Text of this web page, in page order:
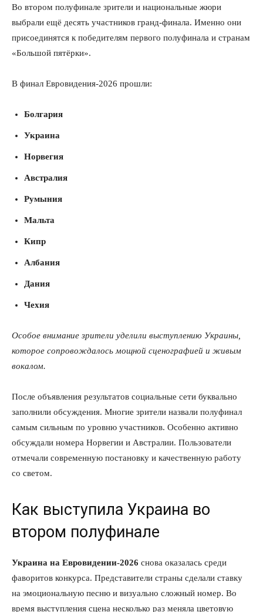
Во втором полуфинале зрители и национальные жюри
выбрали ещё десять участников гранд-финала. Именно они
присоединятся к победителям первого полуфинала и странам
«Большой пятёрки».
В финал Евровидения-2026 прошли:
Болгария
Украина
Норвегия
Австралия
Румыния
Мальта
Кипр
Албания
Дания
Чехия
Особое внимание зрители уделили выступлению Украины,
которое сопровождалось мощной сценографией и живым
вокалом.
После объявления результатов социальные сети буквально
заполнили обсуждения. Многие зрители назвали полуфинал
самым сильным по уровню участников. Особенно активно
обсуждали номера Норвегии и Австралии. Пользователи
отмечали современную постановку и качественную работу
со светом.
Как выступила Украина во
втором полуфинале
Украина на Евровидении-2026 снова оказалась среди
фаворитов конкурса. Представители страны сделали ставку
на эмоциональную песню и визуально сложный номер. Во
время выступления сцена несколько раз меняла цветовую